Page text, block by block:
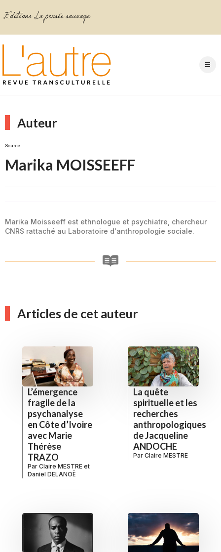
Auteur
Source
Marika MOISSEEFF
Marika Moisseeff est ethnologue et psychiatre, chercheur
CNRS rattaché au Laboratoire d'anthropologie sociale.
Articles de cet auteur
L’émergence
fragile de la
psychanalyse
en Côte d’Ivoire
avec Marie
Thérèse
TRAZO
Par Claire MESTRE et
Daniel DELANOË
La quête
spirituelle et les
recherches
anthropologiques
de Jacqueline
ANDOCHE
Par Claire MESTRE